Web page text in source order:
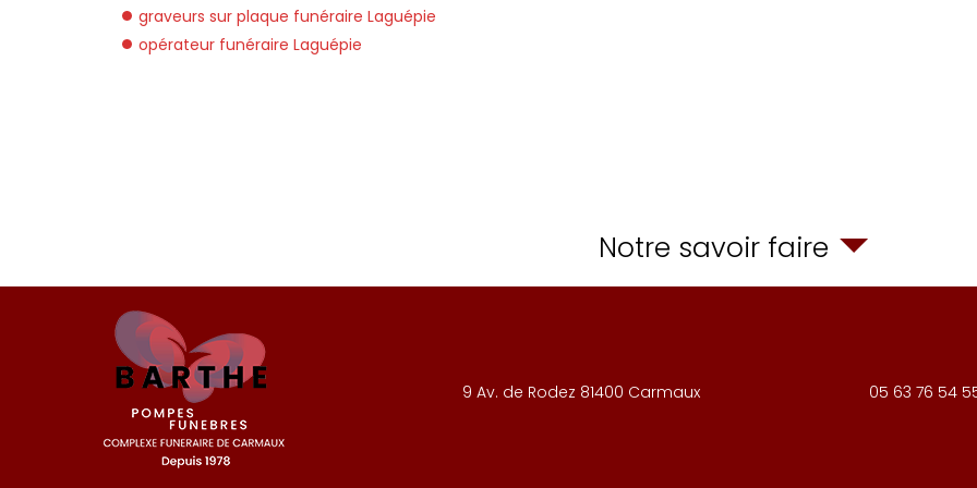
graveurs sur plaque funéraire Laguépie
opérateur funéraire Laguépie
Notre savoir faire
9 Av. de Rodez 81400 Carmaux 05 63 76 54